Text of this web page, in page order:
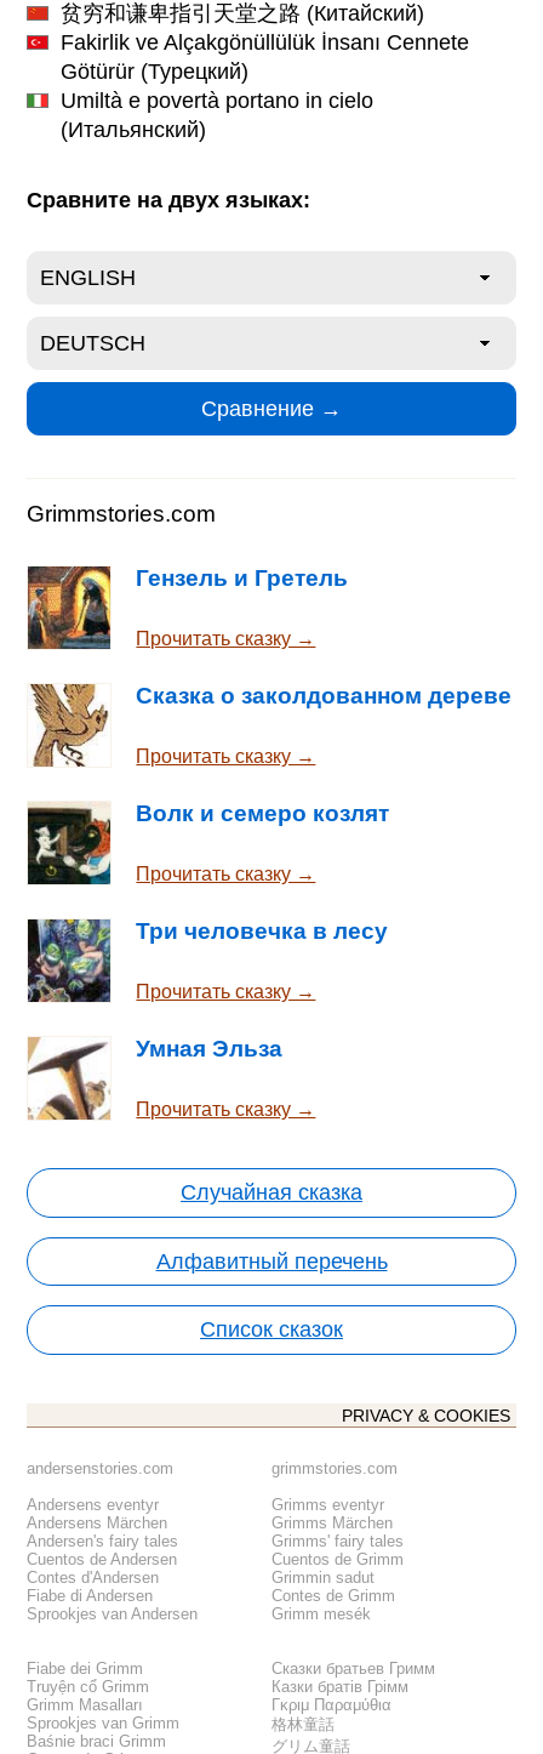
贫穷和谦卑指引天堂之路 (Китайский)
Fakirlik ve Alçakgönüllülük İnsanı Cennete
Götürür (Турецкий)
Umiltà e povertà portano in cielo
(Итальянский)
Сравните на двух языках:
Grimmstories.com
Гензель и Гретель
Прочитать сказку →
Сказка о заколдованном дереве
Прочитать сказку →
Волк и семеро козлят
Прочитать сказку →
Три человечка в лесу
Прочитать сказку →
Умная Эльза
Прочитать сказку →
Случайная сказка
Алфавитный перечень
Список сказок
PRIVACY & COOKIES
andersenstories.com
Andersens eventyr
Andersens Märchen
Andersen's fairy tales
Cuentos de Andersen
Contes d'Andersen
Fiabe di Andersen
Sprookjes van Andersen
grimmstories.com
Grimms eventyr
Grimms Märchen
Grimms' fairy tales
Cuentos de Grimm
Grimmin sadut
Contes de Grimm
Grimm mesék
Fiabe dei Grimm
Truyện cổ Grimm
Grimm Masalları
Sprookjes van Grimm
Baśnie braci Grimm
Сказки братьев Гримм
Казки братів Грімм
Γκριμ Παραμύθια
格林童話
グリム童話